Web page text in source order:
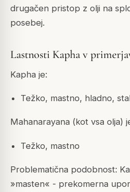
drugačen pristop z olji na
posebej.
Lastnosti Kapha v
Kapha je:
Težko, mastno, hladno,
Mahanarayana (kot vsa olja)
Težko, mastno
Problematična podobnost:
»masten« - prekomerna